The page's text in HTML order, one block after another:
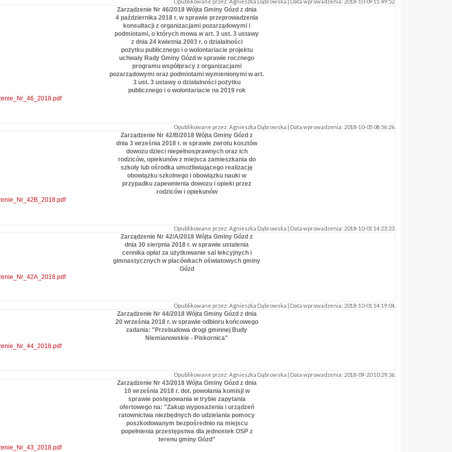
Opublikowane przez: Agnieszka Dąbrowska | Data wprowadzenia: 2018-10-09 11:49:52.
Zarządzenie Nr 46/2018 Wójta Gminy Gózd z dnia
4 października 2018 r. w sprawie przeprowadzenia
konsultacji z organizacjami pozarządowymi i
podmiotami, o których mowa w art. 3 ust. 3 ustawy
z dnia 24 kwietnia 2003 r. o działalności
pożytku publicznego i o wolontariacie projektu
uchwały Rady Gminy Gózd w sprawie rocznego
programu współpracy z organizacjami
pozarządowymi oraz podmiotami wymienionymi w art.
3 ust. 3 ustawy o działalności pożytku
publicznego i o wolontariacie na 2019 rok
Opublikowane przez: Agnieszka Dąbrowska | Data wprowadzenia: 2018-10-05 08:56:26.
Zarządzenie Nr 42/B/2018 Wójta Gminy Gózd z
dnia 3 września 2018 r. w sprawie zwrotu kosztów
dowozu dzieci niepełnosprawnych oraz ich
rodziców, opiekunów z miejsca zamieszkania do
szkoły lub ośrodka umożliwiającego realizację
obowiązku szkolnego i obowiązku nauki w
przypadku zapewnienia dowozu i opieki przez
rodziców i opiekunów
Opublikowane przez: Agnieszka Dąbrowska | Data wprowadzenia: 2018-10-01 14:23:23.
Zarządzenie Nr 42/A/2018 Wójta Gminy Gózd z
dnia 30 sierpnia 2018 r. w sprawie ustalenia
cennika opłat za użytkowanie sal lekcyjnych i
gimnastycznych w placówkach oświatowych gminy
Gózd
Opublikowane przez: Agnieszka Dąbrowska | Data wprowadzenia: 2018-10-01 14:19:04.
Zarządzenie Nr 44/2018 Wójta Gminy Gózd z dnia
20 września 2018 r. w sprawie odbioru końcowego
zadania: "Przebudowa drogi gminnej Budy
Niemianowskie - Piskornica"
Opublikowane przez: Agnieszka Dąbrowska | Data wprowadzenia: 2018-09-20 10:29:36.
Zarządzenie Nr 43/2018 Wójta Gminy Gózd z dnia
10 września 2018 r. dot. powołania komisji w
sprawie postępowania w trybie zapytania
ofertowego na: "Zakup wyposażenia i urządzeń
ratownictwa niezbędnych do udzielania pomocy
poszkodowanym bezpośrednio na miejscu
popełnienia przestępstwa dla jednostek OSP z
terenu gminy Gózd"